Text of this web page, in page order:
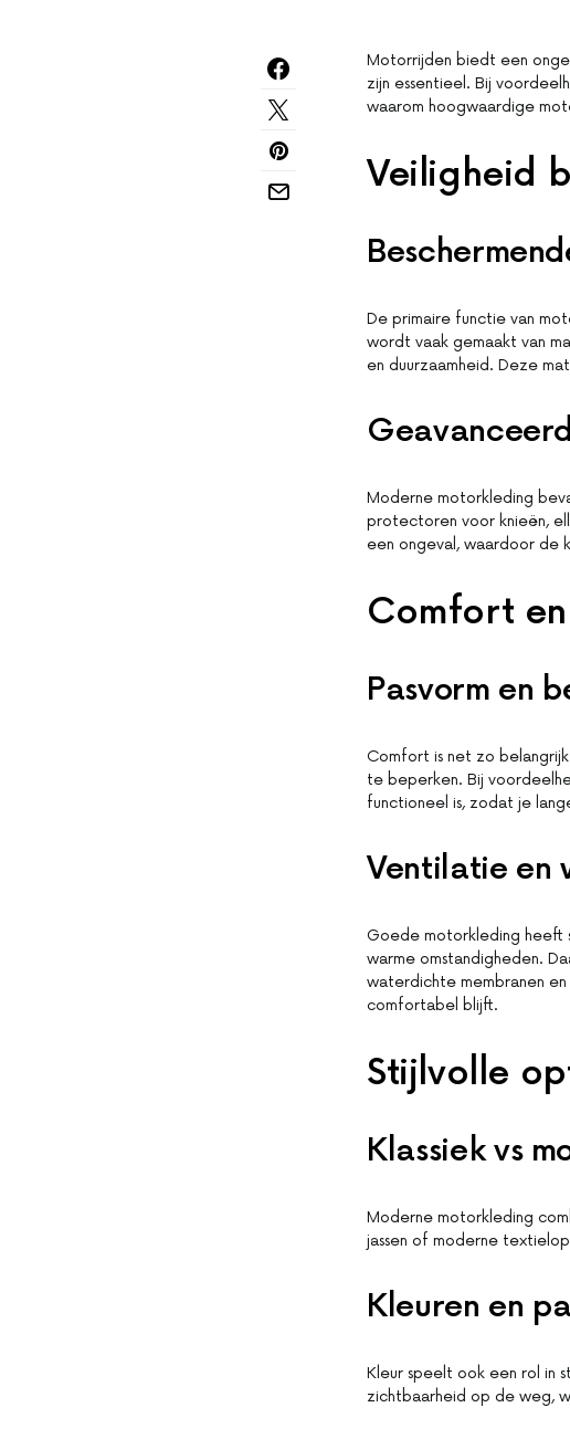
Motorrijden biedt een
zijn essentieel. Bij
waarom hoogwaardige
Veiligheid
De primaire functie van
wordt vaak gemaakt van
en duurzaamheid. Deze
Moderne motorkleding
protectoren voor knieën,
een ongeval, waardoor de
Comfort
Pasvorm en
Comfort is net zo
te beperken. Bij
functioneel is, zodat je
Ventilatie en
Goede motorkleding heeft
warme omstandigheden.
waterdichte membranen
comfortabel blijft.
Stijlvolle
Klassiek vs
Moderne motorkleding
jassen of moderne
Kleuren en
Kleur speelt ook een rol in
zichtbaarheid op de weg,